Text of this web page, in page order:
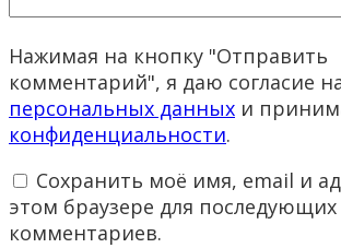
Нажимая на кнопку "Отправить
комментарий", я даю согласие
персональных данных и
конфиденциальности.
Сохранить моё имя, email и
этом браузере для
комментариев.